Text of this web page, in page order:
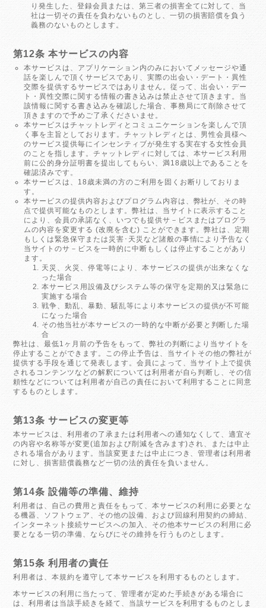
り発生した、登録会員または、第三者の損害全てに対して、当
社は一切その責任を負わないものとし、一切の損害賠償を負う
義務のないものとします。
第12条 本サービスの内容
本サービスは、アプリケーション内のみにおいてメッセージや通
話を楽しんで頂くサービスであり、実際の出会い・デート・異性
交際を提供するサービスではありません。従って、出会い・デー
ト・異性交際に関する情報の書き込みは禁止させて頂きます。当
該情報に関する書き込みを確認した場合、事務局にて削除させて
頂きますので予めご了承くださいませ。
本サービスはチャットレディとコミュニケーションを楽しんで頂
く事を主旨としております。チャットレディとは、男性会員様へ
のサービス提供毎にインセンティブが発生する実在する女性会員
のことを指します。チャットレディに対しては、本サービス利用
前に公的身分証明書を提出してもらい、満18歳以上であることを
確認済みです。
本サービスは、18歳未満の方のご利用を固くお断りしておりま
す。
本サービスの提供内容およびプログラム内容は、弊社が、その時
点で提供可能なものとします。弊社は、当サイトに表示すること
により、会員の承諾なく、いつでも提供サ－ビスまたはプログラ
ムの内容を変更する (改廃を含む) ことができます。弊社は、定期
もしくは緊急保守または災害･天災など諸般の事情により予告なく
当サイトのサ－ビスを一時的に中断もしくは停止することがあり
ます。
天災、火災、停電等により、本サービスの提供が出来なくな
った場合
本サービス用設備及びシステム等の保守を定期的又は緊急に
実施する場合
戦争、動乱、暴動、騒乱等により本サービスの提供が不可能
になった場合
その他当社が本サービスの一時的な中断が必要と判断した場
合
弊社は、最低1ヶ月前の予告をもって、弊社の判断により当サイトを
停止することができます。この停止予告は、当サイトその他の弊社が
提供する手段を通じて発表します。会員によって、当サイト上で提供
されるコンテンツなどの解釈については利用者が自ら判断し、その信
頼性などについては利用者が自己の責任において利用することに同意
するものとします。
第13条 サービスの変更等
本サービスは、利用者の了承または利用者への通知なくして、適宜そ
の内容や名称等が変更(追加および削減を含みます)され、または中止
される場合があります。当該変更または中止につき、管理者は利用者
に対し、損害賠償義務など一切の法的責任を負いません。
第14条 設備等の準備、維持
利用者は、自己の費用と責任をもって、本サービスの利用に必要とな
る機器、ソフトウェア、その他の設備、および回線利用契約の締結、
インターネット接続サービスへの加入、その他本サービスの利用に必
要となる一切の準備、ならびにその維持を行うものとします。
第15条 利用者の責任
利用者は、本規約を遵守して本サービスを利用するものとします。
本サービスの利用に当たって、管理者が定めた手続きがある場合に
は、利用者は当該手続きを経て、当該サービスを利用するものとしま